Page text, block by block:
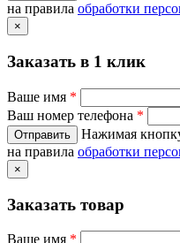
на правила обработки
×
Заказать в 1 клик
Ваше имя *
Ваш номер телефона *
Нажимая
на правила обработки
×
Заказать товар
Ваше имя *